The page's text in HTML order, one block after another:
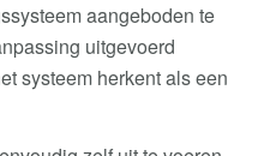
aangeboden te
uitgevoerd
systeem herkent als een